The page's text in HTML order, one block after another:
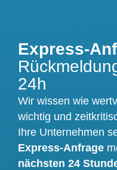
Express-
24h
Wir wissen wie
wichtig und
Ihre Unternehmen
Express-Anfrage
nächsten 24